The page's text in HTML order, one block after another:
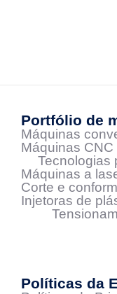
Portfólio de
Máquinas
Máquinas CNC
Tecnologias
Máquinas a
Corte e
Injetoras de
Políticas da